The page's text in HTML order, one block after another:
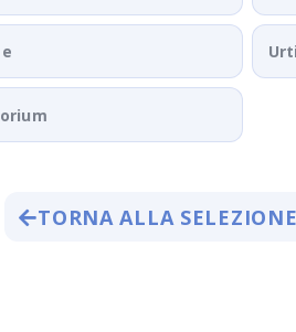
TORNA ALLA